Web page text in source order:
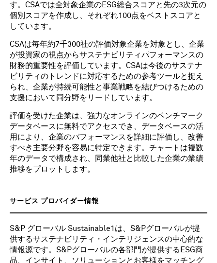
す。CSAでは全対象企業のESG総合スコアと先の3次元の
個別スコアを作成し、それぞれ100点をベストスコアと
しています。
CSAは毎年約7千300社の評価対象企業を対象とし、企業
が投資家の視点からサステナビリティパフォーマンスの
財務的重要性を評価しています。CSAは今後のサステナ
ビリティのトレンドに対応するための参考ツールと捉え
られ、企業が持続可能性と事業戦略を結びつけるための
支援において同分野をリードしています。
評価を受けた企業は、強力なオンラインのベンチマーク
データベースに無料でアクセスでき、データベースの活
用により、企業のパフォーマンスを詳細に評価し、改善
すべき主要分野を容易に特定できます。チャートは複数
年のデータで構成され、同業他社と比較した企業の業績
推移をプロットします。
サービス プロバイダー情報
S&P グローバル Sustainable1は、S&Pグローバルが提
供するサステナビリティ・インテリジェンスの中心的な
情報源です。S&Pグローバルの各部門が提供するESG商
品、インサイト、ソリューションとお客様をマッチング